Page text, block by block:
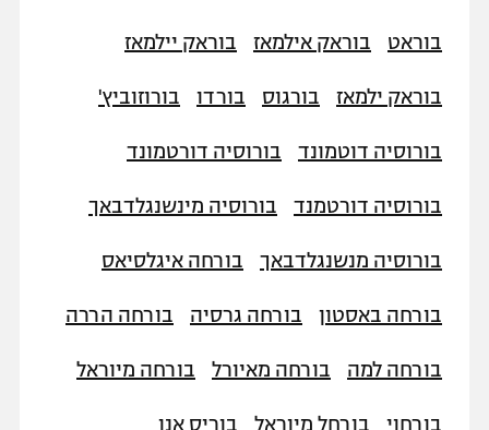
בוראט בוראק אילמאז בוראק יילמאז
בוראק ילמאז בורגוס בורדו בורוזוביץ'
בורוסיה דוטמונד בורוסיה דורטמונד
בורוסיה דורטמנד בורוסיה מינשנגלדבאך
בורוסיה מנשנגלדבאך בורחה איגלסיאס
בורחה באסטון בורחה גרסיה בורחה הררה
בורחה למה בורחה מאיורל בורחה מיוראל
בורחוי בורחל מיוראל בוריס אנו